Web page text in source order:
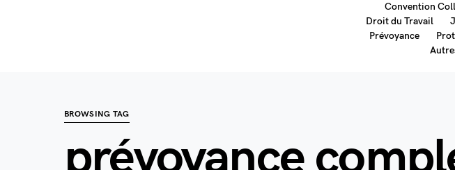
Convention
Droit du Travail
Prévoyance
BROWSING TAG